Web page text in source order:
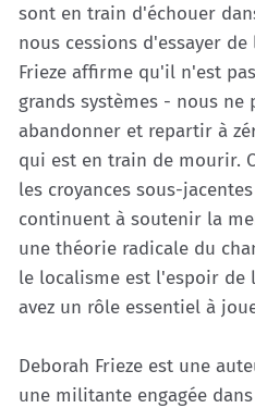
sont en train d'échouer
nous cessions d'essayer
Frieze affirme qu'il n'est
grands systèmes - nous ne
abandonner et repartir à
qui est en train de mourir.
les croyances sous-
continuent à soutenir la
une théorie radicale du
le localisme est l'espoir de
avez un rôle essentiel à
Deborah Frieze est une
une militante engagée